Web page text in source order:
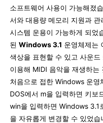
소프트웨어 사용이 가능해졌
서와 대용량 메모리 지원과
시스템 운용이 가능하게 되었
된 Windows 3.1 운영체제는
색상을 표현할 수 있고 사운
이용해 MIDI 음악을 재생하는
처음으로 접한 Windows 운
DOS에서 m을 입력하면 키보
win을 입력하면 Windows 3.1
을 자유롭게 변경할 수 있었습